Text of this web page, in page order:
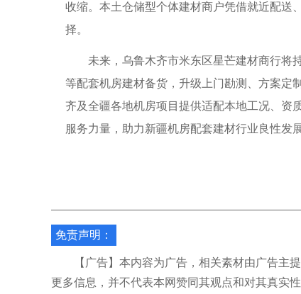
收缩。本土仓储型个体建材商户凭借就近配送
择。
未来，乌鲁木齐市米东区星芒建材商行将
等配套机房建材备货，升级上门勘测、方案定
齐及全疆各地机房项目提供适配本地工况、资
服务力量，助力新疆机房配套建材行业良性发展
免责声明：
【广告】本内容为广告，相关素材由广告主提
更多信息，并不代表本网赞同其观点和对其真实